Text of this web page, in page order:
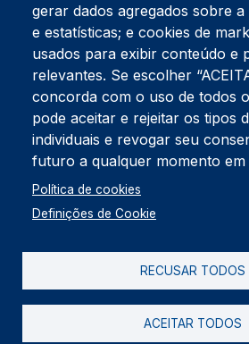
Endereço Postal
Apartado 42
Rua Gil Eanes 31
3834-908 Gafanha da Nazaré
Estúdios
Rua Prior Guerra
Edifício do Centro Cultural da Gafanha
3830-556 Gafanha da Nazaré
Rodapé
Cookies
Política de Privacidade
gerar dados agregados sobre
e estatísticas; e cookies de
usados para exibir conteúdo e
relevantes. Se escolher
concorda com o uso de todos
pode aceitar e rejeitar os tipos
individuais e revogar seu
futuro a qualquer momento
Política de cookies
Definições de Cookie
RECUSAR TODOS
ACEITAR TODOS